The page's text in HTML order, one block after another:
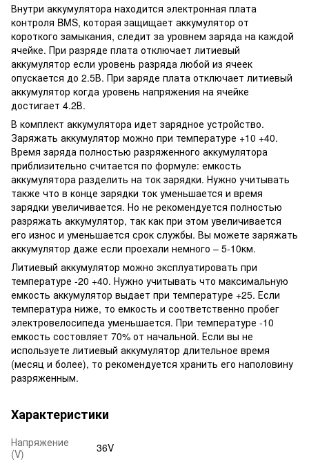
Внутри аккумулятора находится электронная плата
контроля BMS, которая защищает аккумулятор от
короткого замыкания, следит за уровнем заряда на каждой
ячейке. При разряде плата отключает литиевый
аккумулятор если уровень разряда любой из ячеек
опускается до 2.5В. При заряде плата отключает литиевый
аккумулятор когда уровень напряжения на ячейке
достигает 4.2В.
В комплект аккумулятора идет зарядное устройство.
Заряжать аккумулятор можно при температуре +10 +40.
Время заряда полностью разряженного аккумулятора
приблизительно считается по формуле: емкость
аккумулятора разделить на ток зарядки. Нужно учитывать
также что в конце зарядки ток уменьшается и время
зарядки увеличивается. Но не рекомендуется полностью
разряжать аккумулятор, так как при этом увеличивается
его износ и уменьшается срок службы. Вы можете заряжать
аккумулятор даже если проехали немного – 5-10км.
Литиевый аккумулятор можно эксплуатировать при
температуре -20 +40. Нужно учитывать что максимальную
емкость аккумулятор выдает при температуре +25. Если
температура ниже, то емкость и соответственно пробег
электровелосипеда уменьшается. При температуре -10
емкость состовляет 70% от начальной. Если вы не
используете литиевый аккумулятор длительное время
(месяц и более), то рекомендуется хранить его наполовину
разряженным.
Характеристики
Напряжение
(V)
36V